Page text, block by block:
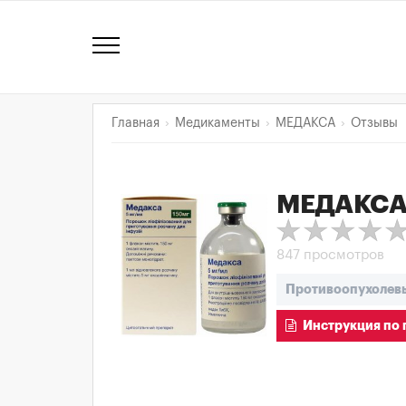
Главная Медикаменты МЕДАКСА Отзывы
847 просмотров
Инструкция